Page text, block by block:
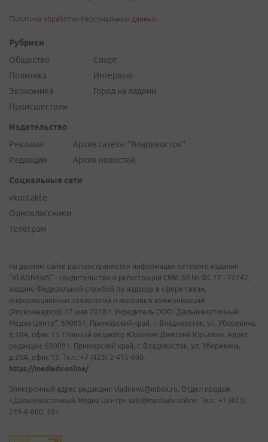
Политика обработки персональных данных
Рубрики
Общество
Политика
Экономика
Происшествия
Спорт
Интервью
Город на ладони
Издательство
Реклама
Редакция
Архив газеты "Владивосток"
Архив новостей
Социальные сети
vkontakte
Одноклассники
Телеграм
На данном сайте распространяется информация сетевого издания
"VLADNEWS" - свидетельство о регистрации СМИ ЭЛ № ФС 77 - 72742,
выдано Федеральной службой по надзору в сфере связи,
информационных технологий и массовых коммуникаций
(Роскомнадзор) 17 мая 2018 г. Учредитель ООО "Дальневосточный
Медиа Центр". 690091, Приморский край, г. Владивосток, ул. Уборевича,
д.20А, офис 13. Главный редактор Юркевич Дмитрий Юрьевич. Адрес
редакции: 690091, Приморский край, г. Владивосток, ул. Уборевича,
д.20А, офис 13. Тел.: +7 (423) 2-415-600.
https://mediadv.online/
Электронный адрес редакции: vladnews@inbox.ru. Отдел продаж
«Дальневосточный Медиа Центр» sale@mediadv.online. Тел.: +7 (423)
249-8-800. 18+